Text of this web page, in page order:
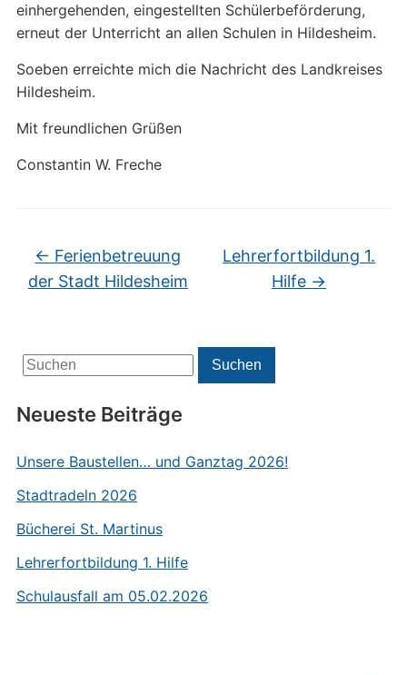
Search
for:
Suchen
Neueste Beiträge
Unsere Baustellen… und Ganztag 2026!
Stadtradeln 2026
Bücherei St. Martinus
Lehrerfortbildung 1. Hilfe
Schulausfall am 05.02.2026
einhergehenden, eingestellten Schülerbeförderung,
erneut der Unterricht an allen Schulen in Hildesheim.
Soeben erreichte mich die Nachricht des Landkreises
Hildesheim.
Mit freundlichen Grüßen
Constantin W. Freche
← Ferienbetreuung
der Stadt Hildesheim
Lehrerfortbildung 1.
Hilfe →